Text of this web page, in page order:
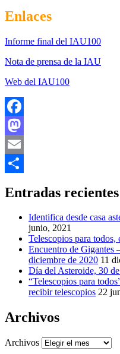
Enlaces
Informe final del IAU100
Nota de prensa de la IAU
Web del IAU100
Facebook
Mastodon
Email
Entradas recientes
Identifica desde casa
junio, 2021
Telescopios para todos,
Encuentro de Gigantes
diciembre de 2020 11
Día del Asteroide, 30
“Telescopios para
recibir telescopios 22
Archivos
Archivos